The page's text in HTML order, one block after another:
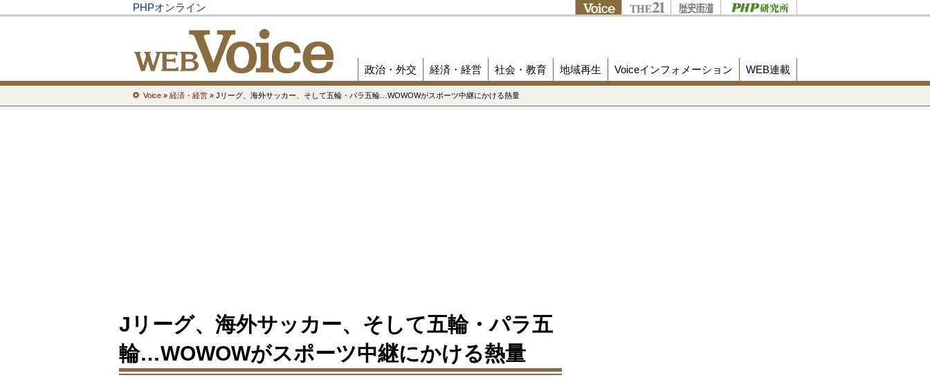
PHPオンライン
政治・外交 経済・経営 社会・教育 地域再生 Voiceインフォメーション WEB連載
Voice » 経済・経営 » Jリーグ、海外サッカー、そして五輪・パラ五輪…WOWOWがスポーツ中継にかける熱量
Jリーグ、海外サッカー、そして五輪・パラ五
輪…WOWOWがスポーツ中継にかける熱量